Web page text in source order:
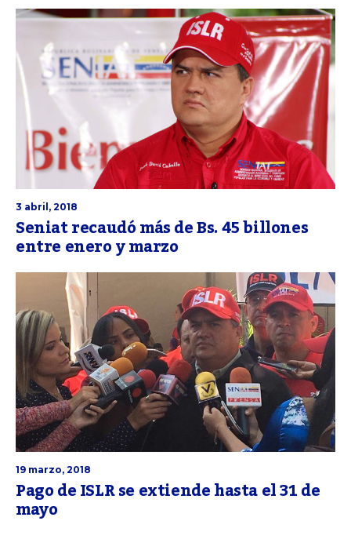
3 abril, 2018
Seniat recaudó más de Bs. 45 billones
entre enero y marzo
19 marzo, 2018
Pago de ISLR se extiende hasta el 31 de
mayo